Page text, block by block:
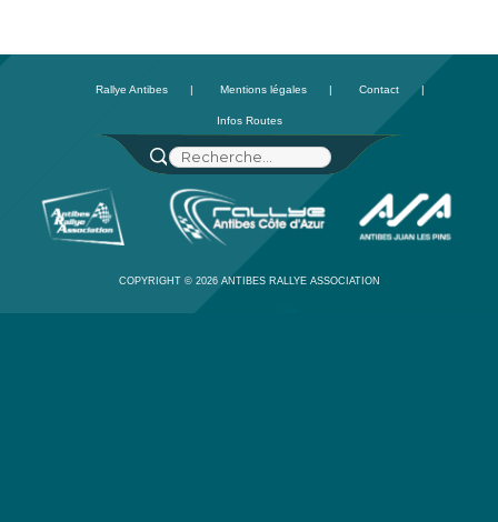
Rallye Antibes Mentions légales Contact
Infos Routes
Recherche
pour
:
RECHERCHE
COPYRIGHT © 2026 ANTIBES RALLYE ASSOCIATION